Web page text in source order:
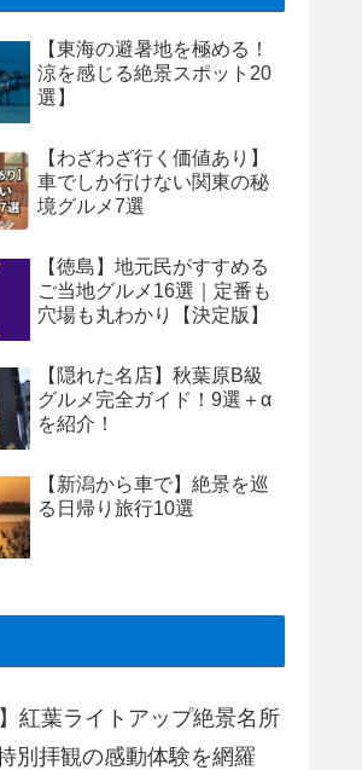
【東海の避暑地を極める！
涼を感じる絶景スポット20
選】
【わざわざ行く価値あり】
車でしか行けない関東の秘
境グルメ7選
【徳島】地元民がすすめる
ご当地グルメ16選｜定番も
穴場も丸わかり【決定版】
【隠れた名店】秋葉原B級
グルメ完全ガイド！9選＋α
を紹介！
【新潟から車で】絶景を巡
る日帰り旅行10選
紅葉ライトアップ絶景名所
別拝観の感動体験を網羅